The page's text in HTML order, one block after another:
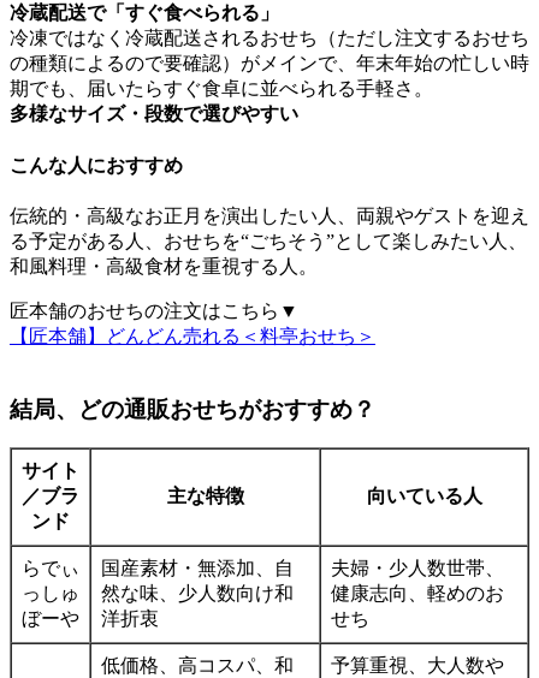
冷蔵配送で「すぐ食べられる」
冷凍ではなく冷蔵配送されるおせち（ただし注文するおせち
の種類によるので要確認）がメインで、年末年始の忙しい時
期でも、届いたらすぐ食卓に並べられる手軽さ。
多様なサイズ・段数で選びやすい
こんな人におすすめ
伝統的・高級なお正月を演出したい人、両親やゲストを迎え
る予定がある人、おせちを“ごちそう”として楽しみたい人、
和風料理・高級食材を重視する人。
匠本舗のおせちの注文はこちら▼
【匠本舗】どんどん売れる＜料亭おせち＞
結局、どの通販おせちがおすすめ？
サイト
／ブラ
ンド
主な特徴 向いている人
らでぃ
っしゅ
ぼーや
国産素材・無添加、自
然な味、少人数向け和
洋折衷
夫婦・少人数世帯、
健康志向、軽めのお
せち
低価格、高コスパ、和
予算重視、大人数や